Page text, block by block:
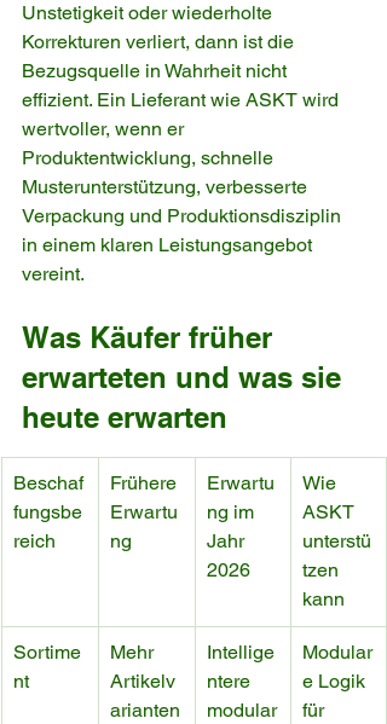
Unstetigkeit oder wiederholte
Korrekturen verliert, dann ist die
Bezugsquelle in Wahrheit nicht
effizient. Ein Lieferant wie ASKT wird
wertvoller, wenn er
Produktentwicklung, schnelle
Musterunterstützung, verbesserte
Verpackung und Produktionsdisziplin
in einem klaren Leistungsangebot
vereint.
Was Käufer früher
erwarteten und was sie
heute erwarten
Beschaf
fungsbe
reich
Frühere
Erwartu
ng
Erwartu
ng im
Jahr
2026
Wie
ASKT
unterstü
tzen
kann
Sortime
nt
Mehr
Artikelv
arianten
Intellige
ntere
modular
Modular
e Logik
für